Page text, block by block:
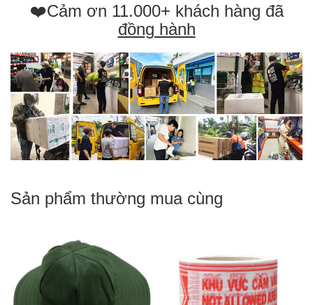
❤️Cảm ơn 11.000+ khách hàng đã
đồng hành
Sản phẩm thường mua cùng